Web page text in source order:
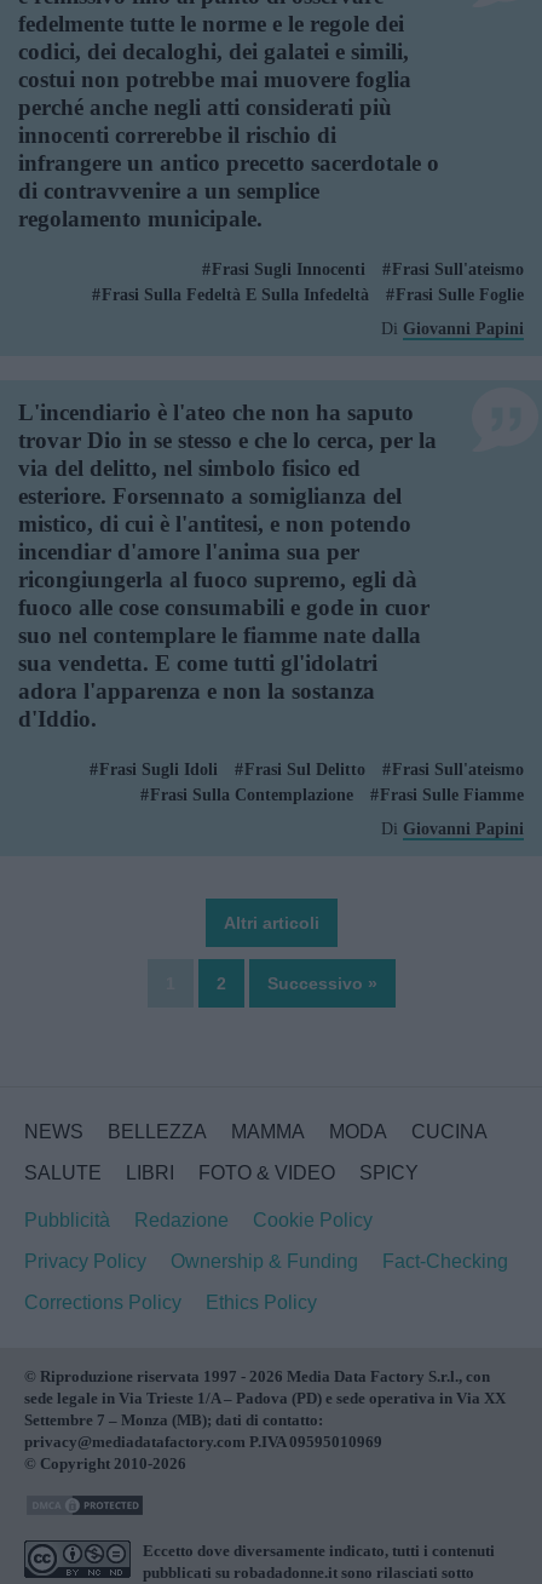
fedelmente tutte le norme e le regole dei
codici, dei decaloghi, dei galatei e simili,
costui non potrebbe mai muovere foglia
perché anche negli atti considerati più
innocenti correrebbe il rischio di
infrangere un antico precetto sacerdotale o
di contravvenire a un semplice
regolamento municipale.
Frasi Sugli Innocenti
Frasi Sull'ateismo
Frasi Sulla Fedeltà E Sulla Infedeltà
Frasi Sulle Foglie
Di Giovanni Papini
L'incendiario è l'ateo che non ha saputo
trovar Dio in se stesso e che lo cerca, per la
via del delitto, nel simbolo fisico ed
esteriore. Forsennato a somiglianza del
mistico, di cui è l'antitesi, e non potendo
incendiar d'amore l'anima sua per
ricongiungerla al fuoco supremo, egli dà
fuoco alle cose consumabili e gode in cuor
suo nel contemplare le fiamme nate dalla
sua vendetta. E come tutti gl'idolatri
adora l'apparenza e non la sostanza
d'Iddio.
Frasi Sugli Idoli Frasi Sul Delitto
Frasi Sull'ateismo
Frasi Sulla Contemplazione
Frasi Sulle Fiamme
Di Giovanni Papini
Altri articoli
2 Successivo »
NEWS BELLEZZA MAMMA MODA
CUCINA
SALUTE
LIBRI FOTO & VIDEO SPICY
Pubblicità Redazione
Cookie Policy
Privacy Policy
Ownership & Funding
Fact-Checking
Corrections Policy
Ethics Policy
© Riproduzione riservata 1997 - 2026 Media Data Factory S.r.l., con
sede legale in Via Trieste 1/A – Padova (PD) e sede operativa in Via XX
Settembre 7 – Monza (MB); dati di contatto:
privacy@mediadatafactory.com P.IVA 09595010969
© Copyright 2010-2026
Eccetto dove diversamente indicato, tutti i contenuti
pubblicati su robadadonne.it sono rilasciati sotto